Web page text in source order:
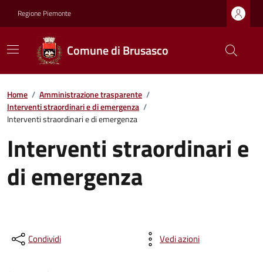
Regione Piemonte
Comune di Brusasco
Home / Amministrazione trasparente /
Interventi straordinari e di emergenza /
Interventi straordinari e di emergenza
Interventi straordinari e
di emergenza
Condividi Vedi azioni